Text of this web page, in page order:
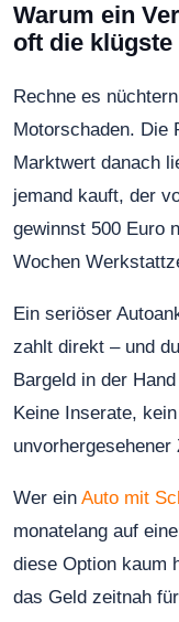
Warum ein
oft die
Rechne es
Motorschaden. Die
Marktwert danach
jemand kauft, der
gewinnst 500 Euro
Wochen
Ein seriöser
zahlt direkt – und
Bargeld in der
Keine Inserate,
Wer ein Auto mit
monatelang auf
diese Option kaum
das Geld zeitnah